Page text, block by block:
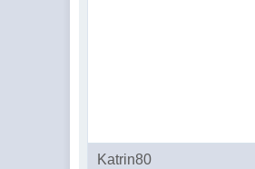
Katrin80